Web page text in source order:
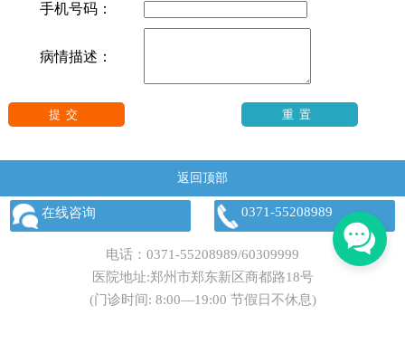
手机号码：
病情描述：
返回顶部
在线咨询 0371-55208989
电话： 0371-55208989/60309999
医院地址:郑州市郑东新区商都路18号
(门诊时间: 8:00—19:00 节假日不休息)